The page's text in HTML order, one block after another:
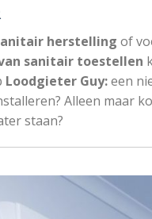
herstelling of
sanitair toestellen
Loodgieter Guy:een
Alleen maar
staan?